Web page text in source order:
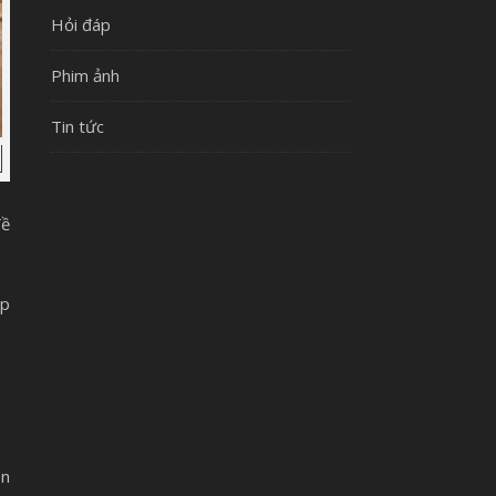
Hỏi đáp
Phim ảnh
Tin tức